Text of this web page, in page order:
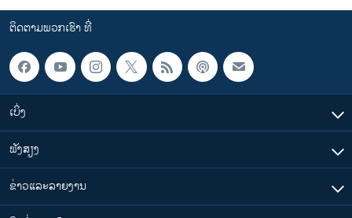
ຕິດຕາມພວກເຮົາ ທີ່
ເບິ່ງ
ຟັງສຽງ
ຂ່າວແລະລາຍງານ